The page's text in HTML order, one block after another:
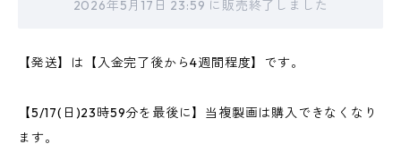
2026年5月17日 23:59 に販売終了しました
【発送】は【入金完了後から4週間程度】です。
【5/17(日)23時59分を最後に】当複製画は購入できなくなり
ます。